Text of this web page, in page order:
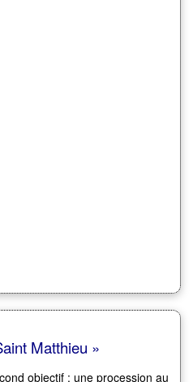
Matthieu »
objectif : une procession au